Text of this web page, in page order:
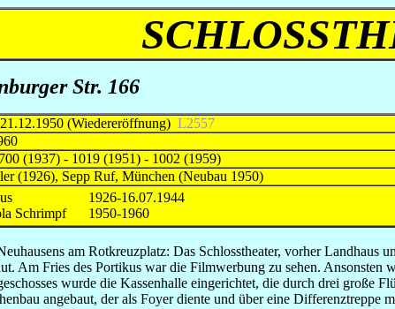
Str. 166
(Wiedereröffnung) L2557
(1937) - 1019 (1951) - 1002 (1959)
(1926), Sepp Ruf, München (Neubau 1950)
Schrimpf
1926-16.07.1944
1950-1960
am Rotkreuzplatz: Das Schlosstheater, vorher
Am Fries des Portikus war die Filmwerbung zu sehen. Ansonsten
wurde die Kassenhalle eingerichtet, die durch drei
angebaut, der als Foyer diente und über eine Differenztreppe